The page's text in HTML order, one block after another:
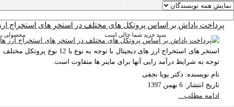
سبد خرید
سبد خرید شما خالی است محصولی
پرداخت پاداش بر اساس پروتکل های مختلف در استخر های استخراج
استخر های استخراج ارز
توجه به شرایط درآمد زایی آنها برای ماینر ها متفاوت است.
نام نویسنده: دکتر پویا نجفی
تاریخ انتشار: 6 بهمن 1397
ادامه مطلب...